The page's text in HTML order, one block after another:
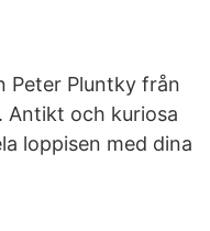
Peter Pluntky från
Antikt och kuriosa
loppisen med dina